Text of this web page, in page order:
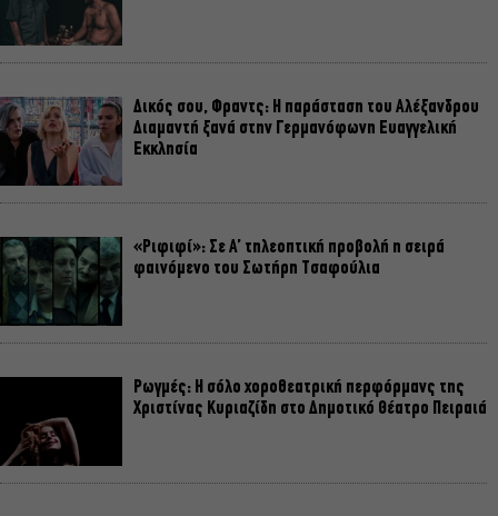
Δικός σου, Φραντς: Η παράσταση του Αλέξανδρου
Διαμαντή ξανά στην Γερμανόφωνη Ευαγγελική
Εκκλησία
«Ριφιφί»: Σε Α’ τηλεοπτική προβολή η σειρά
φαινόμενο του Σωτήρη Τσαφούλια
Ρωγμές: Η σόλο χοροθεατρική περφόρμανς της
Χριστίνας Κυριαζίδη στο Δημοτικό Θέατρο Πειραιά